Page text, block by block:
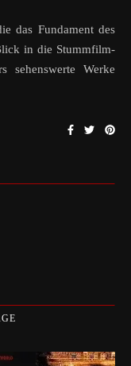
in die Stummfilm-
Werke